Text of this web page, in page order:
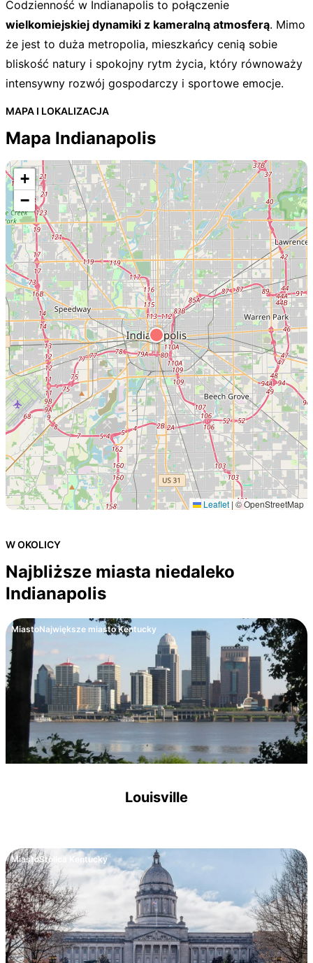
Codzienność w Indianapolis to połączenie
wielkomiejskiej dynamiki z kameralną atmosferą. Mimo
że jest to duża metropolia, mieszkańcy cenią sobie
bliskość natury i spokojny rytm życia, który równoważy
intensywny rozwój gospodarczy i sportowe emocje.
MAPA I LOKALIZACJA
Mapa Indianapolis
+
−
Leaflet | © OpenStreetMap
W OKOLICY
Najbliższe miasta niedaleko
Indianapolis
MiastoNajwiększe miasto Kentucky
Louisville
MiastoStolica Kentucky